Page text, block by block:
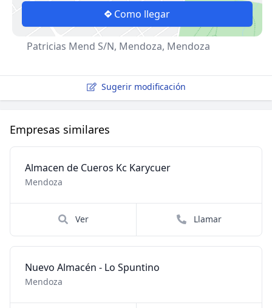
Como llegar
Patricias Mend S/N, Mendoza, Mendoza
Sugerir modificación
Empresas similares
Almacen de Cueros Kc Karycuer
Mendoza
Ver Llamar
Nuevo Almacén - Lo Spuntino
Mendoza